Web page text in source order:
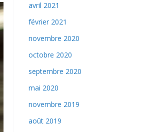
avril 2021
février 2021
novembre 2020
octobre 2020
septembre 2020
mai 2020
novembre 2019
août 2019